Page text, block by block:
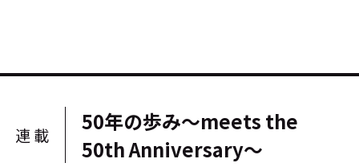
連載
50年の歩み～meets the
50th Anniversary～